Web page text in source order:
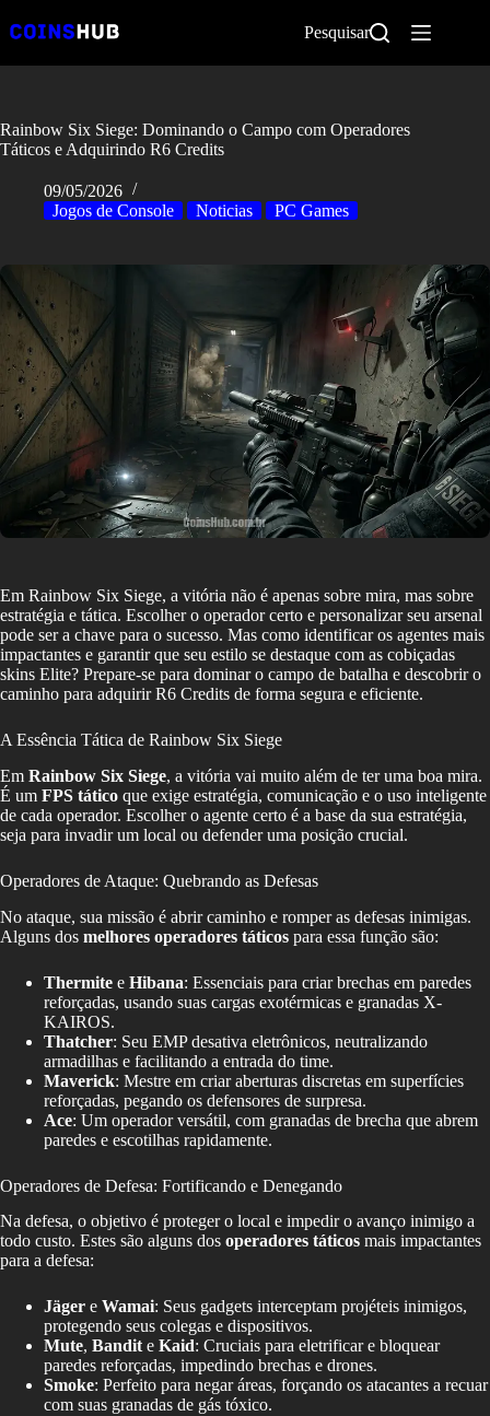
para
conteúdo
Pesquisar
Rainbow Six Siege: Dominando o Campo com Operadores
Táticos e Adquirindo R6 Credits
09/05/2026
Jogos de Console
Noticias PC Games
Em Rainbow Six Siege, a vitória não é apenas sobre mira, mas sobre
estratégia e tática. Escolher o operador certo e personalizar seu arsenal
pode ser a chave para o sucesso. Mas como identificar os agentes mais
impactantes e garantir que seu estilo se destaque com as cobiçadas
skins Elite? Prepare-se para dominar o campo de batalha e descobrir o
caminho para adquirir R6 Credits de forma segura e eficiente.
A Essência Tática de Rainbow Six Siege
Em Rainbow Six Siege, a vitória vai muito além de ter uma boa mira.
É um FPS tático que exige estratégia, comunicação e o uso inteligente
de cada operador. Escolher o agente certo é a base da sua estratégia,
seja para invadir um local ou defender uma posição crucial.
Operadores de Ataque: Quebrando as Defesas
No ataque, sua missão é abrir caminho e romper as defesas inimigas.
Alguns dos melhores operadores táticos para essa função são:
Thermite e Hibana: Essenciais para criar brechas em paredes
reforçadas, usando suas cargas exotérmicas e granadas X-
KAIROS.
Thatcher: Seu EMP desativa eletrônicos, neutralizando
armadilhas e facilitando a entrada do time.
Maverick: Mestre em criar aberturas discretas em superfícies
reforçadas, pegando os defensores de surpresa.
Ace: Um operador versátil, com granadas de brecha que abrem
paredes e escotilhas rapidamente.
Operadores de Defesa: Fortificando e Denegando
Na defesa, o objetivo é proteger o local e impedir o avanço inimigo a
todo custo. Estes são alguns dos operadores táticos mais impactantes
para a defesa:
Jäger e Wamai: Seus gadgets interceptam projéteis inimigos,
protegendo seus colegas e dispositivos.
Mute, Bandit e Kaid: Cruciais para eletrificar e bloquear
paredes reforçadas, impedindo brechas e drones.
Smoke: Perfeito para negar áreas, forçando os atacantes a recuar
com suas granadas de gás tóxico.